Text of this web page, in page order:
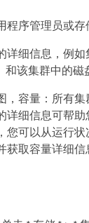
序管理员或存
详细信息，例
该集群中的磁
，容量：所有集
详细信息可帮
您可以从运行
获取容量详细